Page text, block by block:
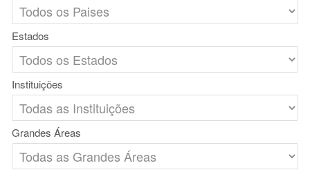
Estados
Instituições
Grandes Áreas